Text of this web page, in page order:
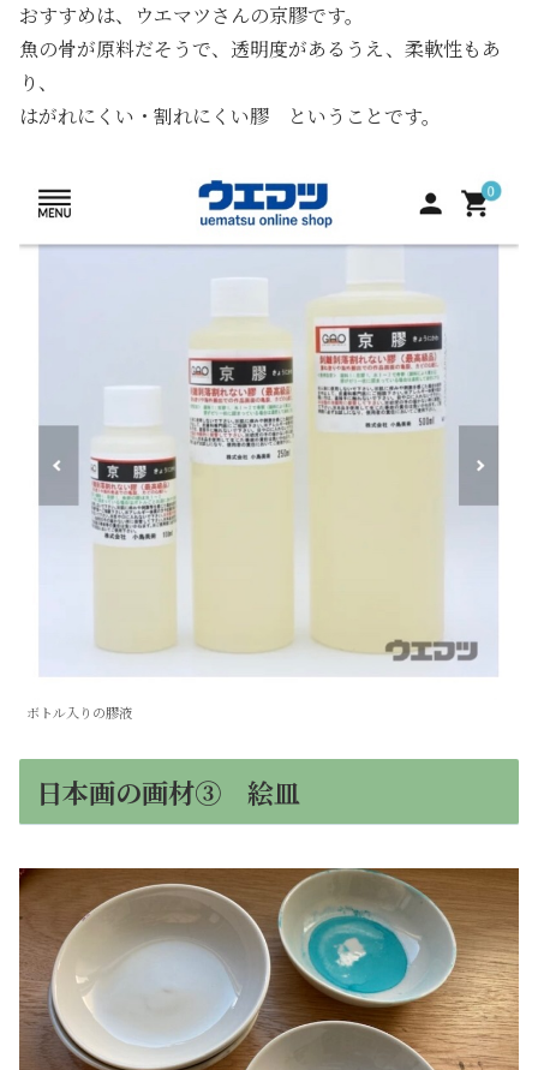
おすすめは、ウエマツさんの京膠です。
魚の骨が原料だそうで、透明度があるうえ、柔軟性もあ
り、
はがれにくい・割れにくい膠 ということです。
ボトル入りの膠液
日本画の画材③ 絵皿